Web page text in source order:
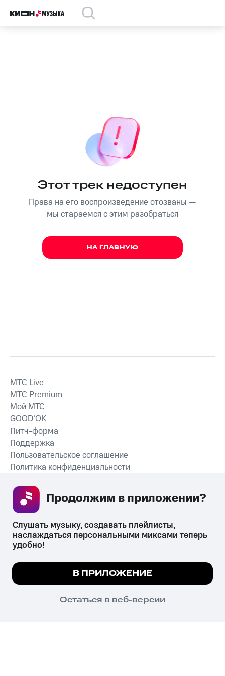
Этот трек недоступен
Права на его воспроизведение отозваны —
мы стараемся с этим разобраться
НА ГЛАВНУЮ
СКАЧАТЬ ПРИЛОЖЕНИЕ
MTС Live
MTС Premium
Мой МТС
GOOD’OK
Питч-форма
Поддержка
Пользовательское соглашение
Политика конфиденциальности
психотропных веществ, их аналогов причиняет вред здоровью,
их незаконный оборот запрещён и влечёт установленную
законодательством ответственность.
© 2026 ООО «КИОН».
Все права защищены
Мы используем куки, чтобы на сайте все
Подробнее
ПОНЯТНО
Слушать музыку, создавать плейлисты,
наслаждаться персональными миксами теперь
удобно!
В ПРИЛОЖЕНИЕ
Остаться в веб-версии